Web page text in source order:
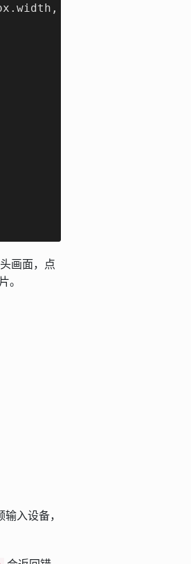
previewBox.height);
画面，点
。
输入设备，